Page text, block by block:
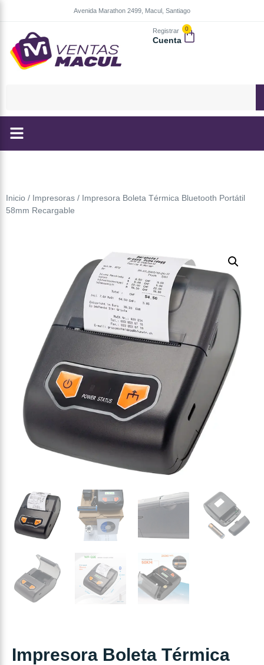
Avenida Marathon 2499, Macul, Santiago
Registrar
Cuenta
0
Inicio / Impresoras / Impresora Boleta Térmica Bluetooth Portátil
58mm Recargable
Impresora Boleta Térmica